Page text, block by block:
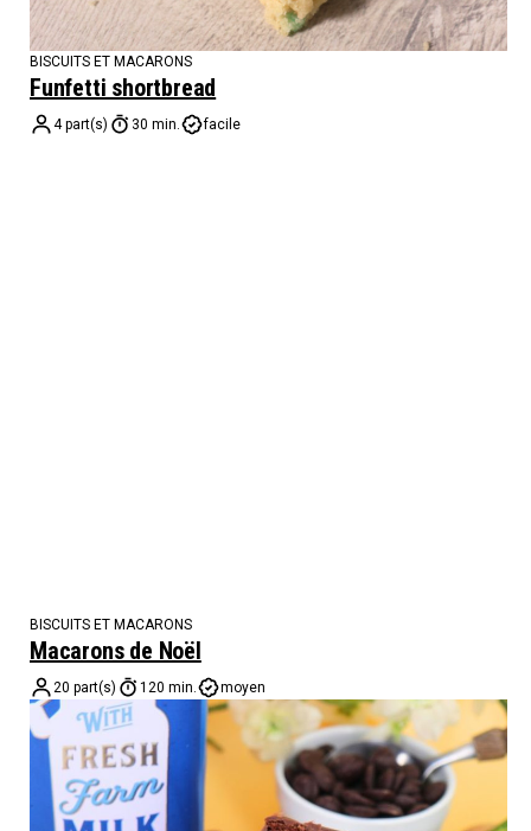
BISCUITS ET MACARONS
Funfetti shortbread
4 part(s) 30 min. facile
BISCUITS ET MACARONS
Macarons de Noël
20 part(s) 120 min. moyen